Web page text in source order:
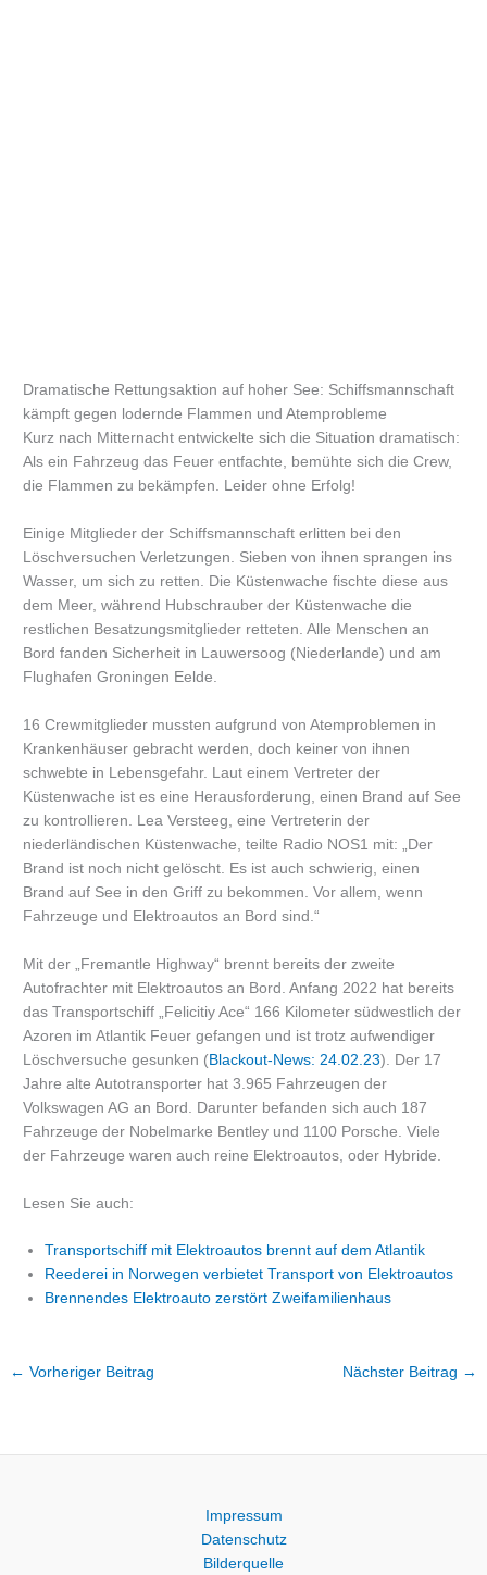
Dramatische Rettungsaktion auf hoher See: Schiffsmannschaft
kämpft gegen lodernde Flammen und Atemprobleme
Kurz nach Mitternacht entwickelte sich die Situation dramatisch:
Als ein Fahrzeug das Feuer entfachte, bemühte sich die Crew,
die Flammen zu bekämpfen. Leider ohne Erfolg!
Einige Mitglieder der Schiffsmannschaft erlitten bei den
Löschversuchen Verletzungen. Sieben von ihnen sprangen ins
Wasser, um sich zu retten. Die Küstenwache fischte diese aus
dem Meer, während Hubschrauber der Küstenwache die
restlichen Besatzungsmitglieder retteten. Alle Menschen an
Bord fanden Sicherheit in Lauwersoog (Niederlande) und am
Flughafen Groningen Eelde.
16 Crewmitglieder mussten aufgrund von Atemproblemen in
Krankenhäuser gebracht werden, doch keiner von ihnen
schwebte in Lebensgefahr. Laut einem Vertreter der
Küstenwache ist es eine Herausforderung, einen Brand auf See
zu kontrollieren. Lea Versteeg, eine Vertreterin der
niederländischen Küstenwache, teilte Radio NOS1 mit: „Der
Brand ist noch nicht gelöscht. Es ist auch schwierig, einen
Brand auf See in den Griff zu bekommen. Vor allem, wenn
Fahrzeuge und Elektroautos an Bord sind.“
Mit der „Fremantle Highway“ brennt bereits der zweite
Autofrachter mit Elektroautos an Bord. Anfang 2022 hat bereits
das Transportschiff „Felicitiy Ace“ 166 Kilometer südwestlich der
Azoren im Atlantik Feuer gefangen und ist trotz aufwendiger
Löschversuche gesunken (Blackout-News: 24.02.23). Der 17
Jahre alte Autotransporter hat 3.965 Fahrzeugen der
Volkswagen AG an Bord. Darunter befanden sich auch 187
Fahrzeuge der Nobelmarke Bentley und 1100 Porsche. Viele
der Fahrzeuge waren auch reine Elektroautos, oder Hybride.
Lesen Sie auch:
Transportschiff mit Elektroautos brennt auf dem Atlantik
Reederei in Norwegen verbietet Transport von Elektroautos
Brennendes Elektroauto zerstört Zweifamilienhaus
← Vorheriger Beitrag Nächster Beitrag →
Impressum
Datenschutz
Bilderquelle